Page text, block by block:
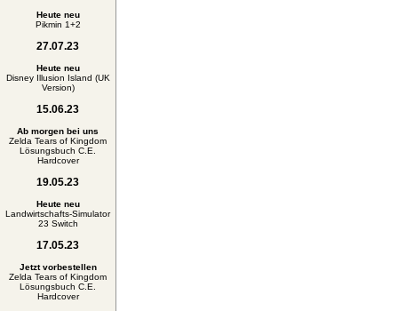
Heute neu
Pikmin 1+2
27.07.23
Heute neu
Disney Illusion Island (UK
Version)
15.06.23
Ab morgen bei uns
Zelda Tears of Kingdom
Lösungsbuch C.E.
Hardcover
19.05.23
Heute neu
Landwirtschafts-Simulator
23 Switch
17.05.23
Jetzt vorbestellen
Zelda Tears of Kingdom
Lösungsbuch C.E.
Hardcover